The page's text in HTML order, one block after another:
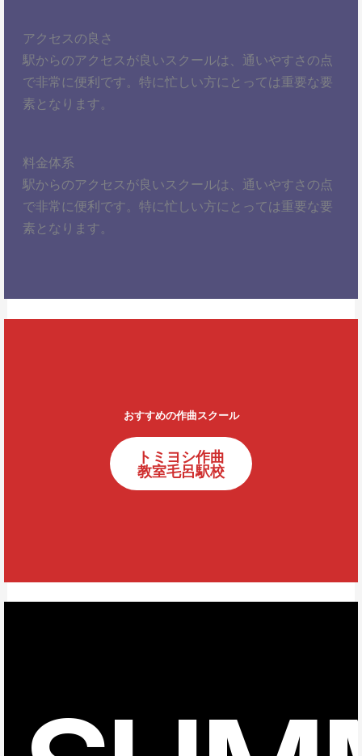
アクセスの良さ
駅からのアクセスが良いスクールは、通いやすさの点
で非常に便利です。特に忙しい方にとっては重要な要
素となります。
料金体系
駅からのアクセスが良いスクールは、通いやすさの点
で非常に便利です。特に忙しい方にとっては重要な要
素となります。
おすすめの作曲スクール
トミヨシ作曲
教室毛呂駅校